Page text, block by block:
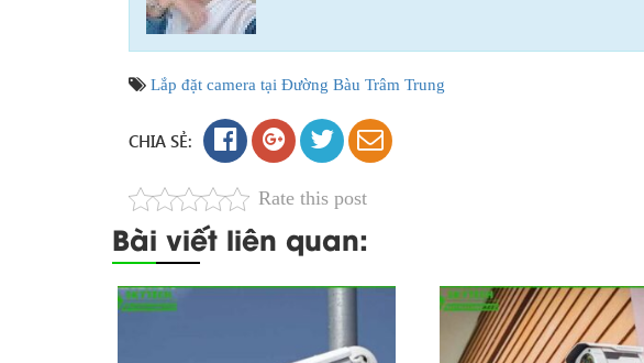
Lắp đặt camera tại Đường Bàu Trâm Trung
CHIA SẺ:
Rate this post
Bài viết liên quan: